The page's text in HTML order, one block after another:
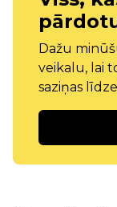
Dažu
veikalu, lai
saziņas